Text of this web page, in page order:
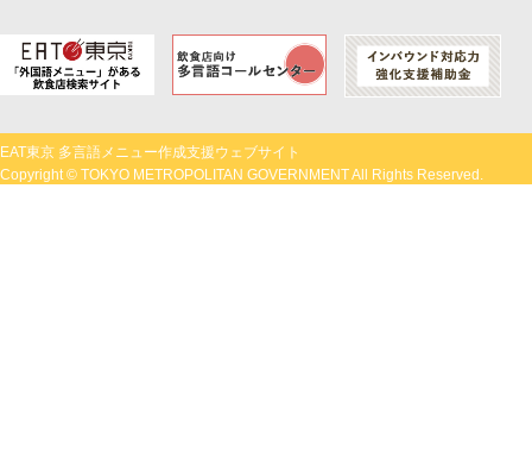
EAT東京 多言語メニュー作成支援ウェブサイト
Copyright © TOKYO METROPOLITAN GOVERNMENT All Rights Reserved.